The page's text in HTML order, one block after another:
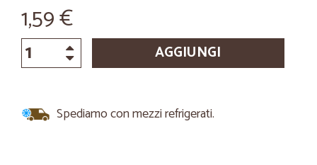
1,59 €
AGGIUNGI
Spediamo con mezzi refrigerati.